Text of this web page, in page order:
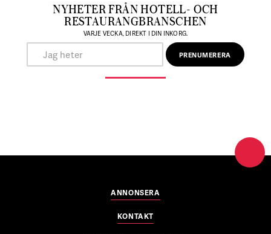
NYHETER FRÅN HOTELL- OCH
RESTAURANGBRANSCHEN
VARJE VECKA, DIREKT I DIN INKORG.
ANNONSERA
KONTAKT